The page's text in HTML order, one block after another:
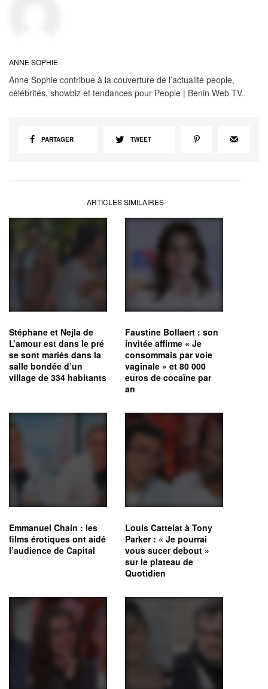
ANNE SOPHIE
Anne Sophie contribue à la couverture de l’actualité people,
célébrités, showbiz et tendances pour People | Benin Web TV.
PARTAGER TWEET
ARTICLES SIMILAIRES
Stéphane et Nejla de
L’amour est dans le pré
se sont mariés dans la
salle bondée d’un
village de 334 habitants
Faustine Bollaert : son
invitée affirme « Je
consommais par voie
vaginale » et 80 000
euros de cocaïne par
an
Emmanuel Chain : les
films érotiques ont aidé
l’audience de Capital
Louis Cattelat à Tony
Parker : « Je pourrai
vous sucer debout »
sur le plateau de
Quotidien